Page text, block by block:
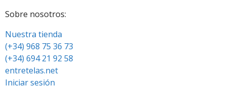
Sobre nosotros:
Nuestra tienda
(+34) 968 75 36 73
(+34) 694 21 92 58
entretelas.net
Iniciar sesión